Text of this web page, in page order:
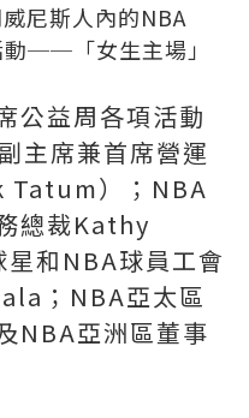
尼斯人內的NBA
──「女生主場」
公益周各項活動
主席兼首席營運
Tatum）；NBA
總裁Kathy
和NBA球員工會
；NBA亞太區
NBA亞洲區董事